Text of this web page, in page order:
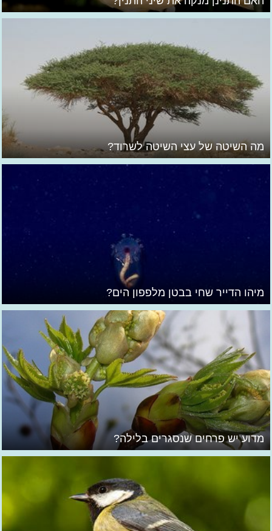
מה השיטה של עצי השיטה לשרוד?
מיהו הדייר שחי בבטן מלפפון הים?
מדוע יש פרחים שנסגרים בלילה?